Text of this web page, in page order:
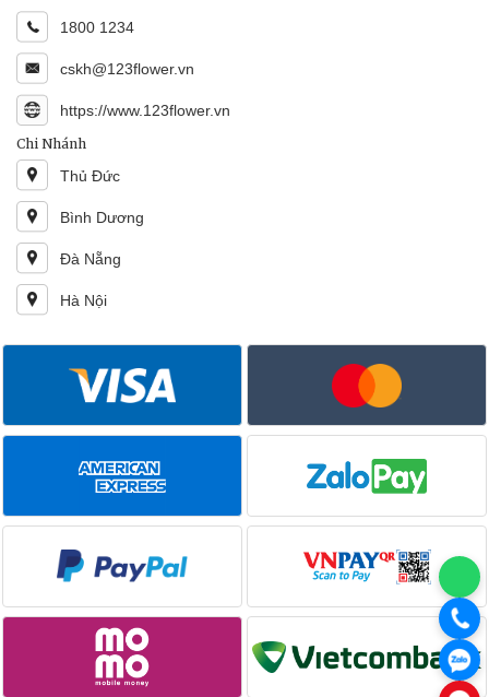
1800 1234
cskh@123flower.vn
https://www.123flower.vn
Chi Nhánh
Thủ Đức
Bình Dương
Đà Nẵng
Hà Nội